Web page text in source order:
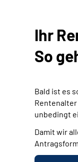
Ihr
So
Bald ist es
unbedingt
Damit wir